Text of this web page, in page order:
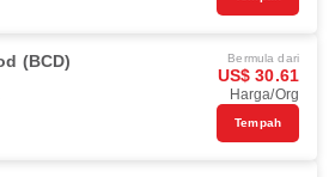
(BCD) Bermula dari
US$ 30.61
Harga/Org
Tempah